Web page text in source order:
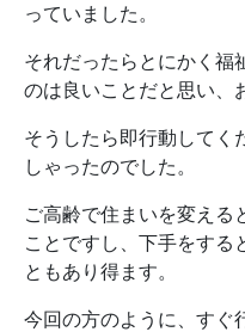
っていました。
それだったらとにかく福
のは良いことだと思い、
そうしたら即行動してく
しゃったのでした。
ご高齢で住まいを変える
ことですし、下手をする
ともあり得ます。
今回の方のように、すぐ